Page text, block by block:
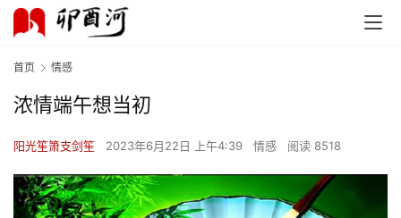
首页 情感
浓情端午想当初
阳光笙箫支剑笙 2023年6月22日 上午4:39 情感 阅读 8518